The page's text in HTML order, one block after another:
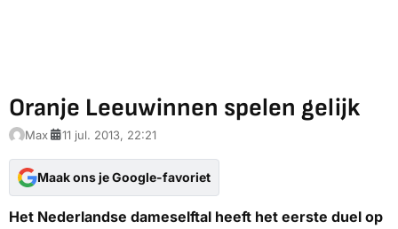
Oranje Leeuwinnen spelen gelijk
Max 11 jul. 2013, 22:21
Maak ons je Google-favoriet
Het Nederlandse dameselftal heeft het eerste duel op